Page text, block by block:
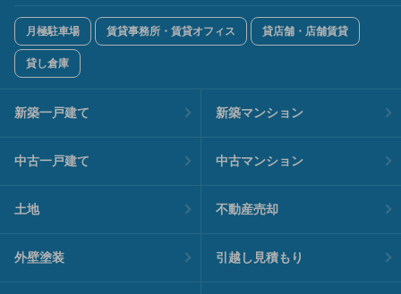
月極駐車場 賃貸事務所・賃貸オフィス 貸店舗・店舗賃貸
貸し倉庫
新築一戸建て 新築マンション
中古一戸建て 中古マンション
土地 不動産売却
外壁塗装 引越し見積もり